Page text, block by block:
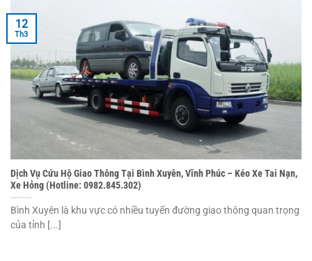
Dịch Vụ Cứu Hộ Giao Thông Tại Bình Xuyên, Vĩnh Phúc – Kéo Xe Tai Nạn,
Xe Hỏng (Hotline: 0982.845.302)
Bình Xuyên là khu vực có nhiều tuyến đường giao thông quan trọng
của tỉnh [...]
12
Th3